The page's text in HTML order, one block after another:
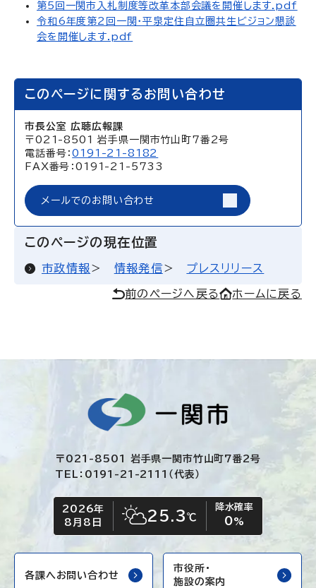
第5回一関市入札制度等改革本部会議を開催します.pdf
令和6年度第2回一関・平泉定住自立圏共生ビジョン懇談
会を開催します.pdf
このページに関するお問い合わせ
市長公室 広聴広報課
〒021-8501 岩手県一関市竹山町7番2号
電話番号：0191-21-8182
FAX番号：0191-21-5733
メールでのお問い合わせ
このページの現在位置
市政情報 情報発信 プレスリリース
前のページへ戻る ホームに戻る
〒021-8501 岩手県一関市竹山町7番2号
TEL：0191-21-2111（代表）
今日の日付
2026年
8月8日
今日の天気
晴れ時々くもり
25.3℃
降水確率
0%
各課へお問い合わせ
市役所・
施設の案内